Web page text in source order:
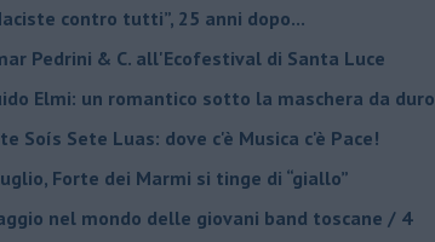
contro tutti”, 25 anni dopo...
Pedrini & C. all'Ecofestival di Santa Luce
Elmi: un romantico sotto la maschera da duro
Soís Sete Luas: dove c'è Musica c'è Pace!
Forte dei Marmi si tinge di “giallo”
nel mondo delle giovani band toscane / 4